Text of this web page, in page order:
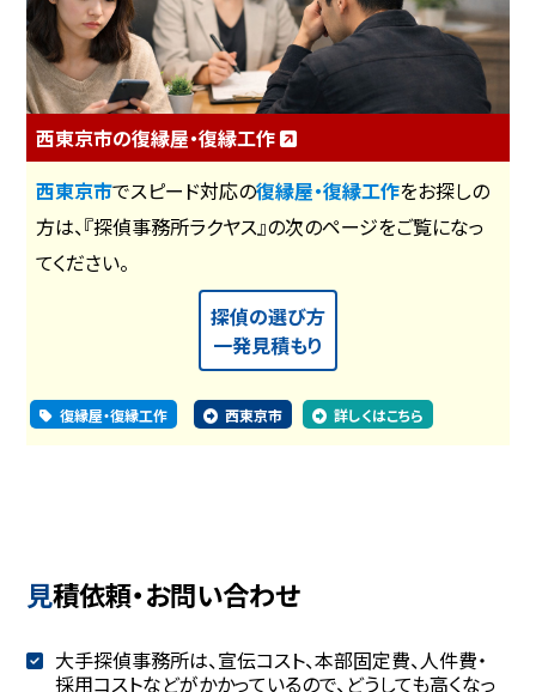
西東京市の復縁屋・復縁工作
西東京市でスピード対応の復縁屋・復縁工作をお探しの
方は、『探偵事務所ラクヤス』の次のページをご覧になっ
てください。
探偵の選び方
一発見積もり
復縁屋・復縁工作 西東京市 詳しくはこちら
見積依頼・お問い合わせ
大手探偵事務所は、宣伝コスト、本部固定費、人件費・
採用コストなどがかかっているので、どうしても高くなっ